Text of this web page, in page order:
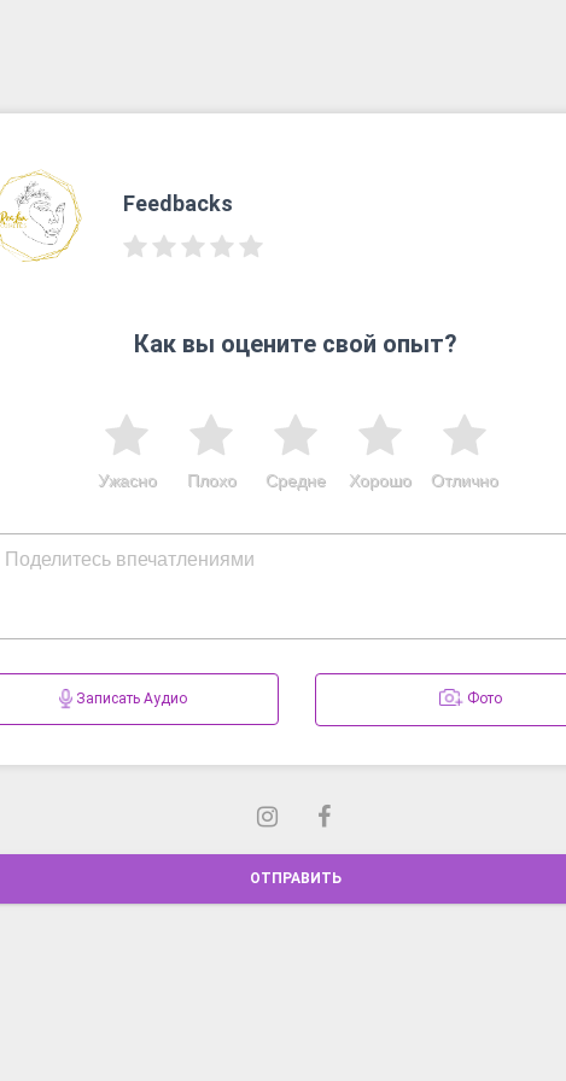
Feedbacks
Как вы оцените свой опыт?
Отлично
Хорошо
Средне
Плохо
Ужасно
Записать Аудио Фото
ОТПРАВИТЬ